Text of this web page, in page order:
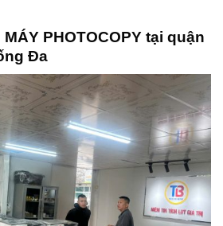
MÁY PHOTOCOPY tại quận
Đa